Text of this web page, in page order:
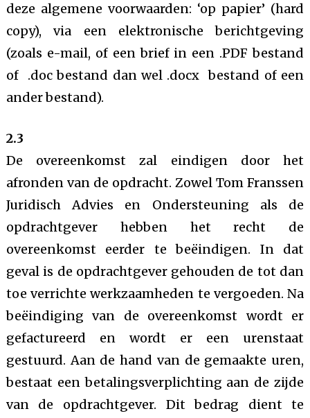
deze algemene voorwaarden: ‘op papier’ (hard
copy), via een elektronische berichtgeving
(zoals e-mail, of een brief in een .PDF bestand
of .doc bestand dan wel .docx bestand of een
ander bestand).
2.3
De overeenkomst zal eindigen door het
afronden van de opdracht. Zowel Tom Franssen
Juridisch Advies en Ondersteuning als de
opdrachtgever hebben het recht de
overeenkomst eerder te beëindigen. In dat
geval is de opdrachtgever gehouden de tot dan
toe verrichte werkzaamheden te vergoeden. Na
beëindiging van de overeenkomst wordt er
gefactureerd en wordt er een urenstaat
gestuurd. Aan de hand van de gemaakte uren,
bestaat een betalingsverplichting aan de zijde
van de opdrachtgever. Dit bedrag dient te